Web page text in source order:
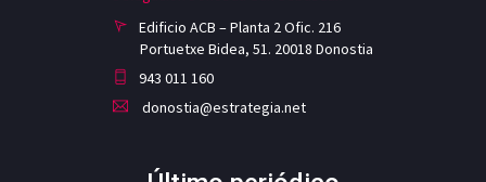
Edificio ACB – Planta 2 Ofic. 216
Portuetxe Bidea, 51. 20018 Donostia
943 011 160
donostia@estrategia.net